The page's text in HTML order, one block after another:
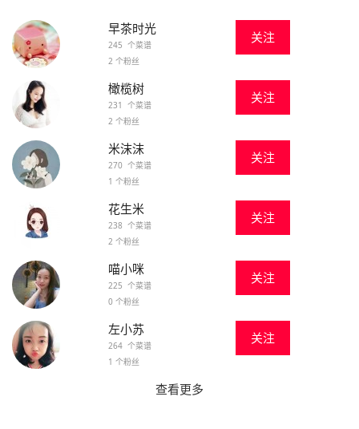
早茶时光
245 个菜谱
2 个粉丝
关注
橄榄树
231 个菜谱
2 个粉丝
关注
米沫沫
270 个菜谱
1 个粉丝
关注
花生米
238 个菜谱
2 个粉丝
关注
喵小咪
225 个菜谱
0 个粉丝
关注
左小苏
264 个菜谱
1 个粉丝
关注
查看更多